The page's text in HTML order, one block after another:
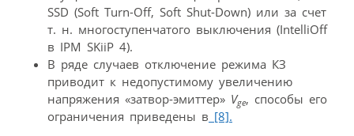
SSD (Soft Turn-Off, Soft Shut-Down) или за счет
т. н. многоступенчатого выключения (IntelliOff
в IPM SKiiP 4).
В ряде случаев отключение режима КЗ
приводит к недопустимому увеличению
напряжения «затвор-эмиттер» Vge, способы его
ограничения приведены в [8].